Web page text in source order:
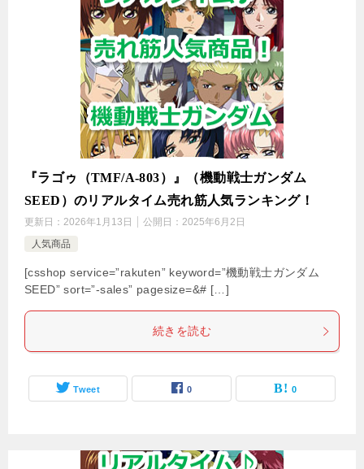
『ラゴゥ（TMF/A-803）』（機動戦士ガンダム
SEED）のリアルタイム売れ筋人気ランキング！
更新日： 2026年1月13日 公開日： 2025年6月2日
人気商品
[csshop service=”rakuten” keyword=”機動戦士ガンダム
SEED” sort=”-sales” pagesize=&# […]
続きを読む
Tweet 0 0